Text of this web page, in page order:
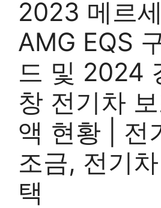
2023 메르
AMG EQS
드 및 2024
창 전기차
액 현황 | 전
조금, 전기
택